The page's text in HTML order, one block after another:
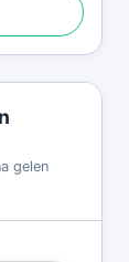
gelen